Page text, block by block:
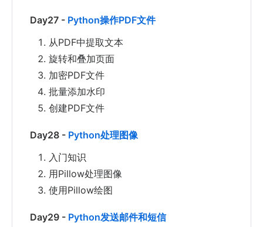
Day27 - Python操作PDF文件
从PDF中提取文本
旋转和叠加页面
加密PDF文件
批量添加水印
创建PDF文件
Day28 - Python处理图像
入门知识
用Pillow处理图像
使用Pillow绘图
Day29 - Python发送邮件和短信